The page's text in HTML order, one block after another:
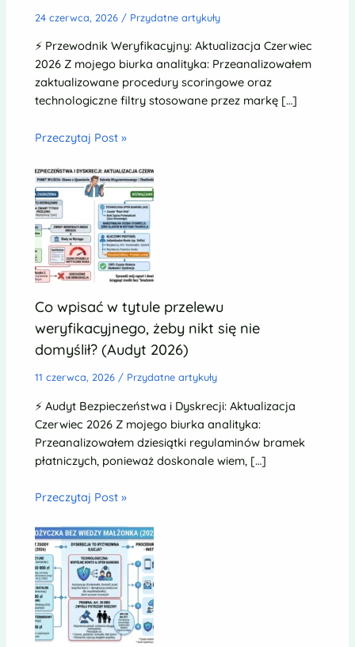
24 czerwca, 2026 / Przydatne artykuły
⚡ Przewodnik Weryfikacyjny: Aktualizacja Czerwiec
2026 Z mojego biurka analityka: Przeanalizowałem
zaktualizowane procedury scoringowe oraz
technologiczne filtry stosowane przez markę […]
Przeczytaj Post »
Co wpisać w tytule przelewu
weryfikacyjnego, żeby nikt się nie
domyślił? (Audyt 2026)
11 czerwca, 2026 / Przydatne artykuły
⚡ Audyt Bezpieczeństwa i Dyskrecji: Aktualizacja
Czerwiec 2026 Z mojego biurka analityka:
Przeanalizowałem dziesiątki regulaminów bramek
płatniczych, ponieważ doskonale wiem, […]
Przeczytaj Post »